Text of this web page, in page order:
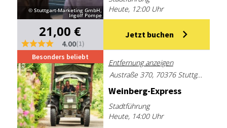
© Stuttgart-Marketing GmbH,
Ingolf Pompe
Heute, 12:00 Uhr
21,00 €
4.00(1)
Jetzt buchen
Besonders beliebt
Entfernung anzeigen
Austraße 370, 70376 Stuttgart, Deutschland
Wein­berg-Ex­press
Stadtführung
Heute, 14:00 Uhr